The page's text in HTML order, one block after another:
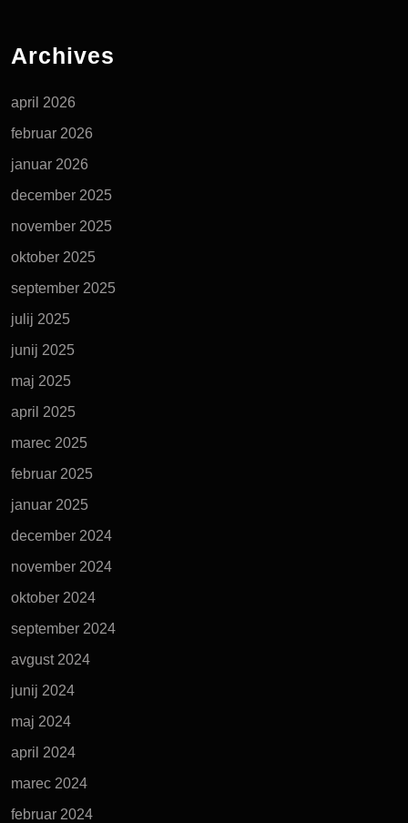
Archives
april 2026
februar 2026
januar 2026
december 2025
november 2025
oktober 2025
september 2025
julij 2025
junij 2025
maj 2025
april 2025
marec 2025
februar 2025
januar 2025
december 2024
november 2024
oktober 2024
september 2024
avgust 2024
junij 2024
maj 2024
april 2024
marec 2024
februar 2024